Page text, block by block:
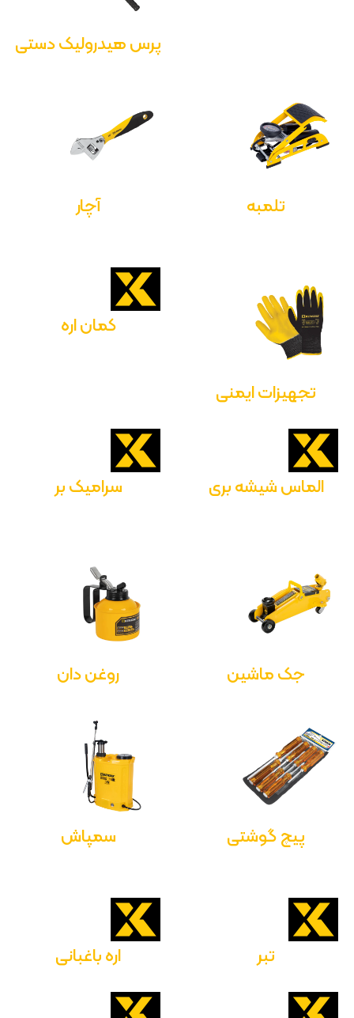
پرس هیدرولیک دستی
تلمبه آچار
تجهیزات ایمنی
کمان اره
الماس شیشه بری سرامیک بر
جک ماشین روغن دان
پیچ گوشتی سمپاش
تبر اره باغبانی